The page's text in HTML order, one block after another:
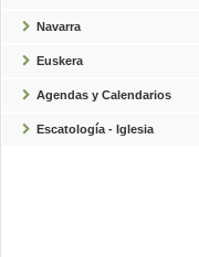
Navarra
Euskera
Agendas y Calendarios
Escatología - Iglesia